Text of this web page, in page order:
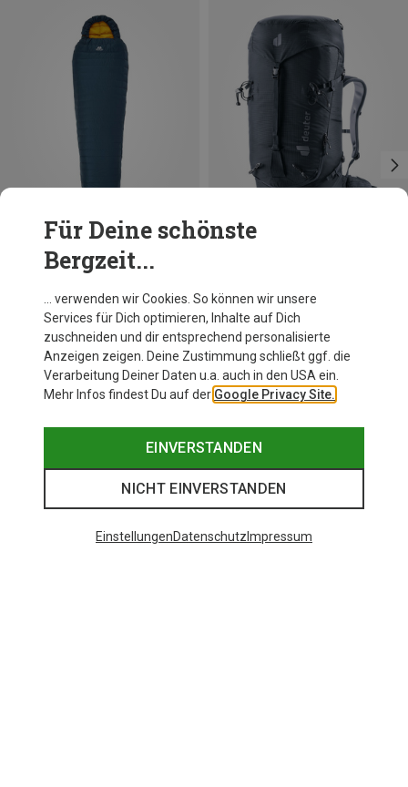
Mountain Equipment
Helium Solo Schlafsack
209,50 €
MAX. 185CM | LEFT
Deuter
Guide 44+6 Rucksack
198,20 €
Für Deine schönste
Bergzeit...
… verwenden wir Cookies. So können wir unsere
Services für Dich optimieren, Inhalte auf Dich
zuschneiden und dir entsprechend personalisierte
Anzeigen zeigen. Deine Zustimmung schließt ggf. die
Verarbeitung Deiner Daten u.a. auch in den USA ein.
Mehr Infos findest Du auf der Google Privacy Site.
EINVERSTANDEN
NICHT EINVERSTANDEN
EinstellungenDatenschutz Impressum